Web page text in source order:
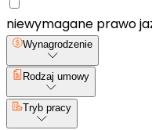
niewymagane prawo
Wynagrodzenie
Rodzaj umowy
Tryb pracy